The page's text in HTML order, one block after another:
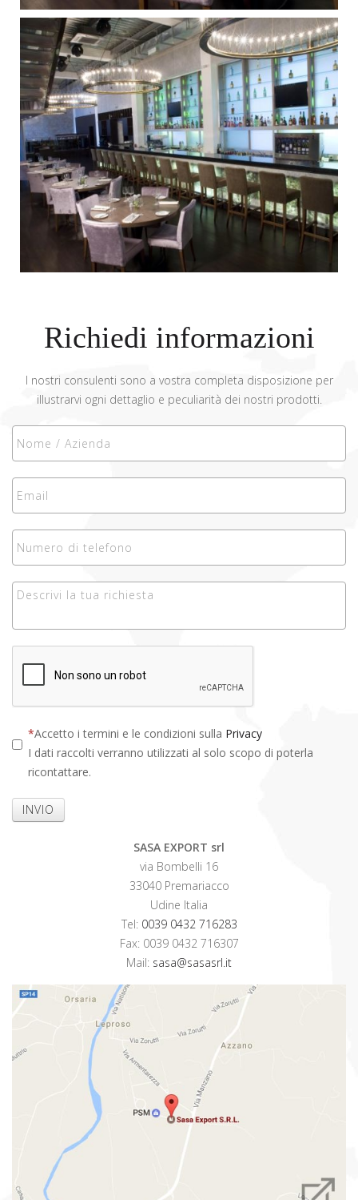
Richiedi informazioni
I nostri consulenti sono a vostra completa disposizione per
illustrarvi ogni dettaglio e peculiarità dei nostri prodotti.
Accetto i termini e le condizioni sulla Privacy
I dati raccolti verranno utilizzati al solo scopo di poterla
ricontattare.
INVIO
SASA EXPORT srl
via Bombelli 16
33040 Premariacco
Udine Italia
Tel: 0039 0432 716283
Fax: 0039 0432 716307
Mail: sasa@sasasrl.it